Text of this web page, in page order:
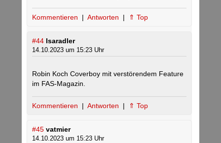
Kommentieren | Antworten | ⇑ Top
#44 Isaradler
14.10.2023 um 15:23 Uhr
Robin Koch Coverboy mit verstörendem Feature
im FAS-Magazin.
Kommentieren | Antworten | ⇑ Top
#45 vatmier
14.10.2023 um 15:23 Uhr